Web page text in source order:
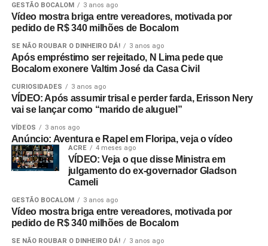
GESTÃO BOCALOM 3 anos ago
Vídeo mostra briga entre vereadores, motivada por
pedido de R$ 340 milhões de Bocalom
SE NÃO ROUBAR O DINHEIRO DÁ! 3 anos ago
Após empréstimo ser rejeitado, N Lima pede que
Bocalom exonere Valtim José da Casa Civil
CURIOSIDADES 3 anos ago
VÍDEO: Após assumir trisal e perder farda, Erisson Nery
vai se lançar como “marido de aluguel”
VÍDEOS 3 anos ago
Anúncio: Aventura e Rapel em Floripa, veja o vídeo
ACRE 4 meses ago
VÍDEO: Veja o que disse Ministra em
julgamento do ex-governador Gladson
Cameli
GESTÃO BOCALOM 3 anos ago
Vídeo mostra briga entre vereadores, motivada por
pedido de R$ 340 milhões de Bocalom
SE NÃO ROUBAR O DINHEIRO DÁ! 3 anos ago